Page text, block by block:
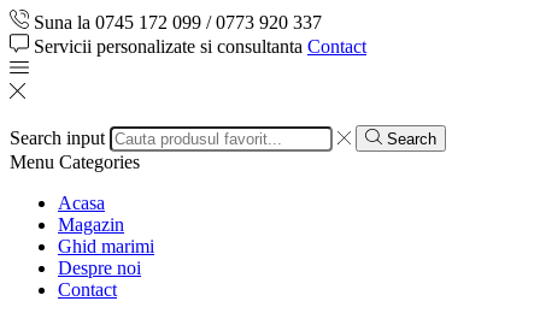
Suna la 0745 172 099 / 0773 920 337
Servicii personalizate si consultanta Contact
Search input Search
Menu Categories
Acasa
Magazin
Ghid marimi
Despre noi
Contact